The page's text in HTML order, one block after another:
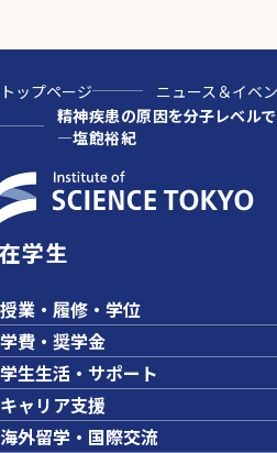
トップページ
ニュース＆イベ
精神疾患の原因を分子レベル
—塩飽裕紀
在学生
授業・履修・学位
学費・奨学金
学生生活・サポート
キャリア支援
海外留学・国際交流